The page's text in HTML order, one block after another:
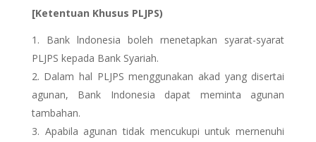
[Ketentuan Khusus PLJPS)
Bank lndonesia boleh rnenetapkan syarat-syarat
PLJPS kepada Bank Syariah.
Dalam hal PLJPS menggunakan akad yang disertai
agunan, Bank Indonesia dapat meminta agunan
tambahan.
Apabila agunan tidak mencukupi untuk mernenuhi